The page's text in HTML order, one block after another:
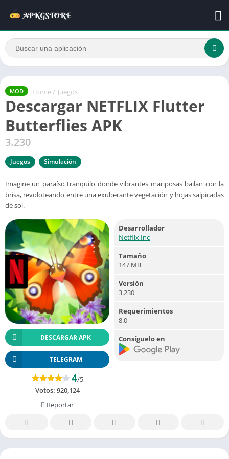
MOD Home / Juegos
Descargar NETFLIX Flutter
Butterflies APK
3.230
Juegos Simulación
Imagine un paraíso tranquilo donde vibrantes mariposas bailan con la
brisa, revoloteando entre una exuberante vegetación y hojas salpicadas
de sol.
DESCARGAR APK
TELEGRAM
4/5
Votos: 920,124
Reportar
Desarrollador
Netflix Inc
Tamaño
147 MB
Versión
3.230
Requerimientos
8.0
Consíguelo en